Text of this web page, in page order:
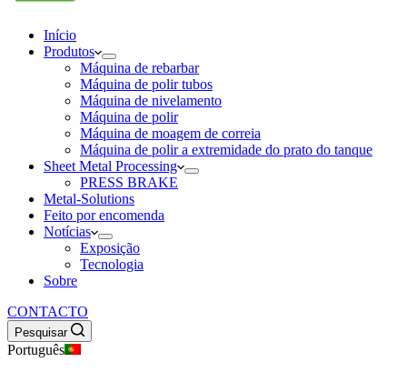
Início
Produtos
Máquina de rebarbar
Máquina de polir tubos
Máquina de nivelamento
Máquina de polir
Máquina de moagem de correia
Máquina de polir a extremidade do prato do tanque
Sheet Metal Processing
PRESS BRAKE
Metal-Solutions
Feito por encomenda
Notícias
Exposição
Tecnologia
Sobre
CONTACTO
Pesquisar
Português